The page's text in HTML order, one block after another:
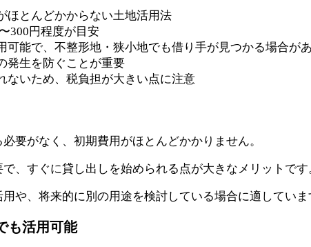
ほとんどかからない土地活用法
300円程度が目安
能で、不整形地・狭小地でも借り手が見つかる場合が
発生を防ぐことが重要
ないため、税負担が大きい点に注意
要がなく、初期費用がほとんどかかりません。
、すぐに貸し出しを始められる点が大きなメリットです
や、将来的に別の用途を検討している場合に適していま
も活用可能